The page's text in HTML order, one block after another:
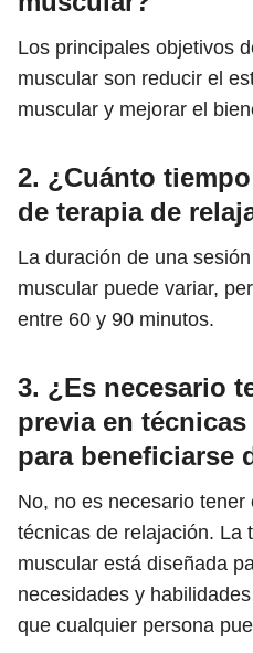
Los principales objetivos
muscular son reducir el
muscular y mejorar el
2. ¿Cuánto
de terapia de
La duración de una
muscular puede variar,
entre 60 y 90 minutos.
3. ¿Es necesario
previa en
para beneficiarse
No, no es necesario
técnicas de relajación. La
muscular está diseñada
necesidades y
que cualquier persona